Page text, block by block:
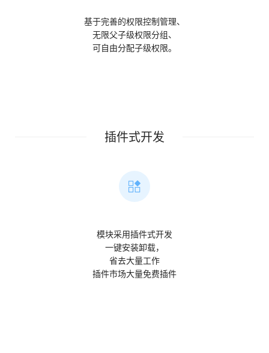
基于完善的权限控制管理、
无限父子级权限分组、
可自由分配子级权限。
插件式开发
模块采用插件式开发
一键安装卸载，
省去大量工作
插件市场大量免费插件